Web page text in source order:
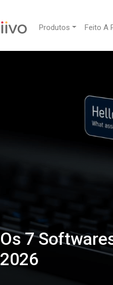
Produtos Feito A
Os 7
2026